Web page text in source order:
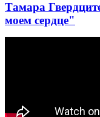
Тамара
моем сердце"